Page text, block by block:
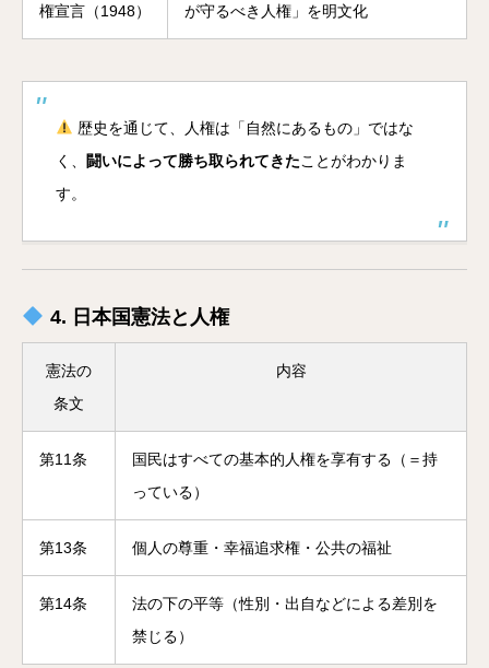
権宣言（1948）
が守るべき人権」を明文化
歴史を通じて、人権は「自然にあるもの」ではな
く、
闘いによって勝ち取られてきたことがわかりま
す。
4. 日本国憲法と人権
憲法の
条文
内容
第11条
国民はすべての基本的人権を享有する（＝持
っている）
第13条 個人の尊重・幸福追求権・公共の福祉
第14条
法の下の平等（性別・出自などによる差別を
禁じる）